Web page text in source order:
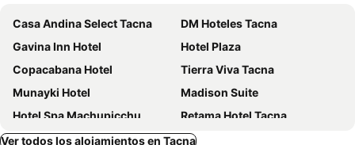
Casa Andina Select Tacna
DM Hoteles Tacna
Gavina Inn Hotel
Hotel Plaza
Copacabana Hotel
Tierra Viva Tacna
Munayki Hotel
Madison Suite
Hotel Spa Machupicchu
Retama Hotel Tacna
Suite Terrazzo
Hotel Royal Inn
Ver todos los alojamientos en Tacna